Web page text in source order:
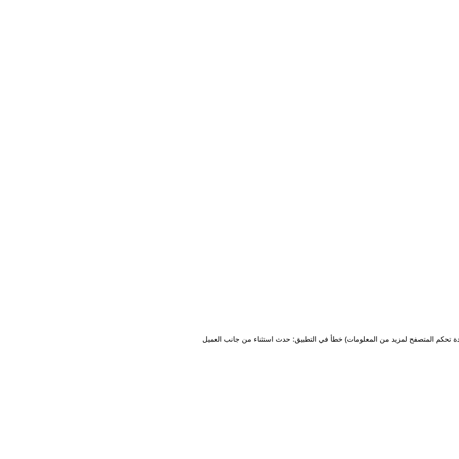
خطأ في التطبيق: حدث استثناء من جانب العميل تحكم المتصفح لمزيد من المعلومات)